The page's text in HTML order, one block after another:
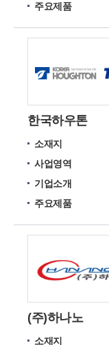
주요제품
한국하우톤
소재지
사업영역
기업소개
주요제품
(주)하나노
소재지